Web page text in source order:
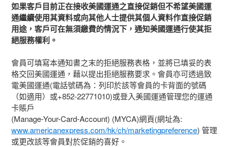
如果客戶目前正在接收美國運通之直接促銷但不希望美國運
通繼續使用其資料或向其他人士提供其個人資料作直接促銷
用途，客戶可在無須繳費的情況下，通知美國運通行使其拒
絕服務權利。
會員可填寫本通知書之末的拒絕服務表格，並將已填妥的表
格交回美國運通，藉以提出拒絕服務要求。會員亦可透過致
電美國運通(電話號碼為：列印於該等會員的卡背面的號碼
（如適用）或+852-22771010)或登入美國運通管理您的運通
卡賬戶
(Manage-Your-Card-Account) (MYCA)網頁(網址為:
www.americanexpress.com/hk/ch/marketingpreference) 管理
或更改該等會員對於促銷的喜好。